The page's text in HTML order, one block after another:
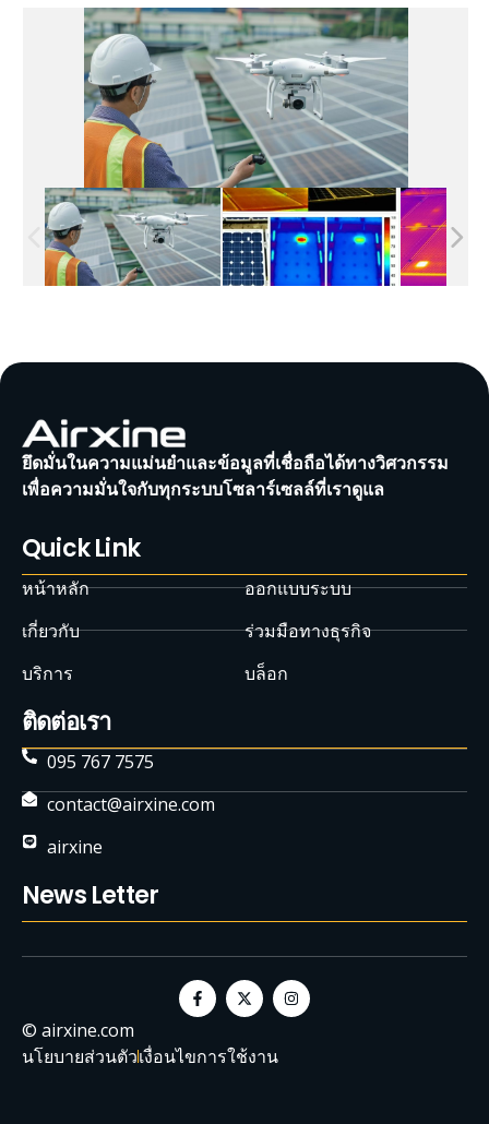
ยึดมั่นในความแม่นยำและข้อมูลที่เชื่อถือได้ทางวิศวกรรม
เพื่อความมั่นใจกับทุกระบบโซลาร์เซลล์ที่เราดูแล
Quick Link
หน้าหลัก
เกี่ยวกับ
บริการ
ออกแบบระบบ
ร่วมมือทางธุรกิจ
บล็อก
ติดต่อเรา
095 767 7575
contact@airxine.com
airxine
News Letter
© airxine.com
นโยบายส่วนตัวเงื่อนไขการใช้งาน